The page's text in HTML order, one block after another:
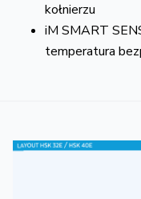
kołnierzu
iM SMART
temperatura